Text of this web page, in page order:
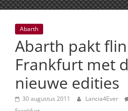
Gazetta
dell'Automobile
Italiana
Italiaans
autonieuws
lifestyle
Abarth
Abarth pakt
Frankfurt met
nieuwe edities
30 augustus 2011 Lancia4Ever